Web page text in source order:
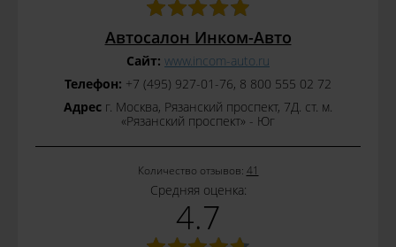
Автосалон Инком-Авто
Сайт: www.incom-auto.ru
Телефон: +7 (495) 927-01-76, 8 800 555 02 72
Адрес г. Москва, Рязанский проспект, 7Д. ст. м.
«Рязанский проспект» - Юг
Количество отзывов: 41
Средняя оценка:
4.7